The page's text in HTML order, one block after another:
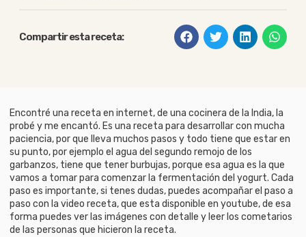
Compartir esta receta:
Encontré una receta en internet, de una cocinera de la India, la
probé y me encantó. Es una receta para desarrollar con mucha
paciencia, por que lleva muchos pasos y todo tiene que estar en
su punto, por ejemplo el agua del segundo remojo de los
garbanzos, tiene que tener burbujas, porque esa agua es la que
vamos a tomar para comenzar la fermentación del yogurt. Cada
paso es importante, si tenes dudas, puedes acompañar el paso a
paso con la video receta, que esta disponible en youtube, de esa
forma puedes ver las imágenes con detalle y leer los cometarios
de las personas que hicieron la receta.